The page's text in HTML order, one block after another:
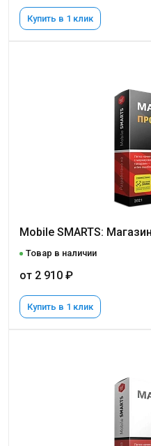
Купить в 1 клик
Mobile SMARTS:
Товар в наличии
от 2 910 ₽
Купить в 1 клик